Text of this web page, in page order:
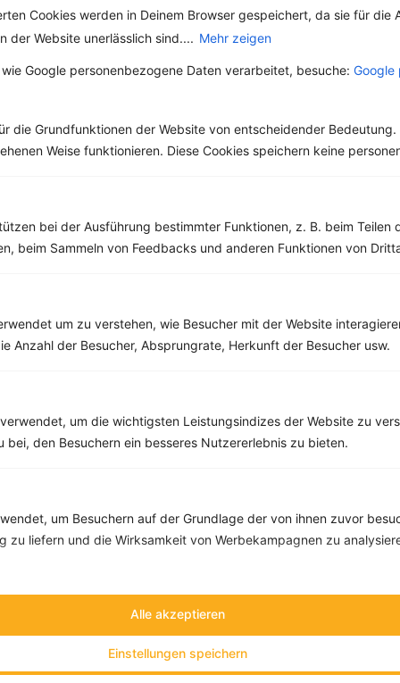
Cookies werden in Deinem Browser gespeichert, da sie für die
der Website unerlässlich sind.... Mehr zeigen
Google personenbezogene Daten verarbeitet, besuche: Google
die Grundfunktionen der Website von entscheidender Bedeutung.
Weise funktionieren. Diese Cookies speichern keine
bei der Ausführung bestimmter Funktionen, z. B. beim Teilen
beim Sammeln von Feedbacks und anderen Funktionen von
um zu verstehen, wie Besucher mit der Website
Anzahl der Besucher, Absprungrate, Herkunft der Besucher usw.
um die wichtigsten Leistungsindizes der Website zu
bei, den Besuchern ein besseres Nutzererlebnis zu bieten.
um Besuchern auf der Grundlage der von ihnen zuvor
zu liefern und die Wirksamkeit von Werbekampagnen zu
Einstellungen speichern
Alle akzeptieren
weswegen sie auch
(Apfel...
vielfältig. Das es sich
mittlerweile solcher
Beliebtheit erfreut,...
Weitere Vegetarische Rezepte
Pfannkuchen mit Apfel
Kalorien:369 kcal
Rezepte
‹ ›
Kalorien: 478 kcal
Fett:15 g